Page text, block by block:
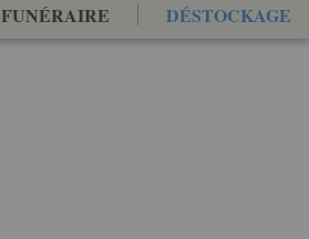
FUNÉRAIRE DÉSTOCKAGE